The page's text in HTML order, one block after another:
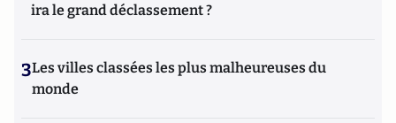
ira le grand déclassement ?
3Les villes classées les plus malheureuses du
monde